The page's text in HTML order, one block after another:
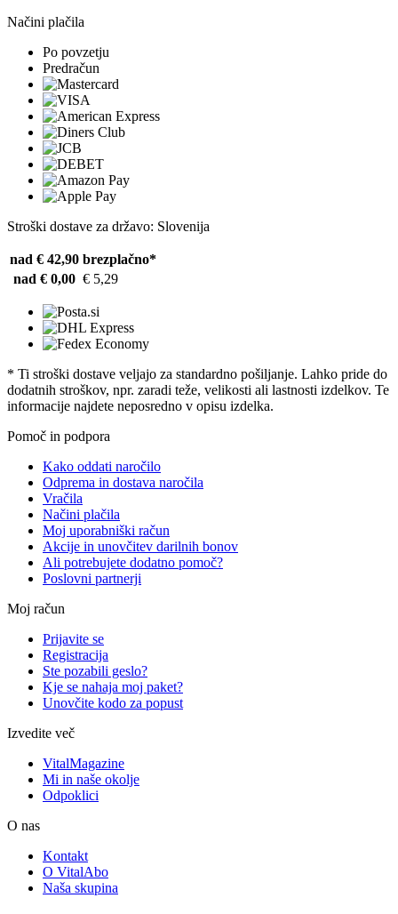
Načini plačila
Po povzetju
Predračun
Stroški dostave za državo: Slovenija
nad € 42,90 brezplačno*
nad € 0,00 € 5,29
* Ti stroški dostave veljajo za standardno pošiljanje. Lahko pride do
dodatnih stroškov, npr. zaradi teže, velikosti ali lastnosti izdelkov. Te
informacije najdete neposredno v opisu izdelka.
Pomoč in podpora
Kako oddati naročilo
Odprema in dostava naročila
Vračila
Načini plačila
Moj uporabniški račun
Akcije in unovčitev darilnih bonov
Ali potrebujete dodatno pomoč?
Poslovni partnerji
Moj račun
Prijavite se
Registracija
Ste pozabili geslo?
Kje se nahaja moj paket?
Unovčite kodo za popust
Izvedite več
VitalMagazine
Mi in naše okolje
Odpoklici
O nas
Kontakt
O VitalAbo
Naša skupina